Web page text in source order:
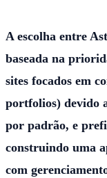
A escolha entre
baseada na
sites focados em
portfolios) devido
por padrão, e
construindo uma
com